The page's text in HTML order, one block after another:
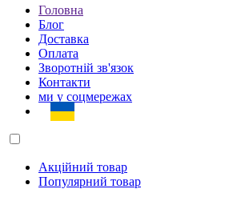
Головна
Блог
Доставка
Оплата
Зворотній зв'язок
Контакти
ми у соцмережах
Акційний товар
Популярний товар